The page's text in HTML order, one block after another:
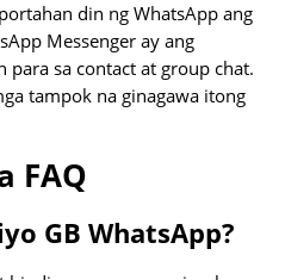
din ng WhatsApp ang
Messenger ay ang
para sa contact at group chat.
tampok na ginagawa itong
FAQ
GB WhatsApp?